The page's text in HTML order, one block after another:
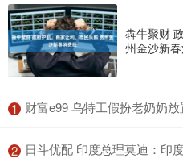
犇牛聚财
州金沙新
1 财富e99 乌特工假扮老奶奶
2 日斗优配 印度总理莫迪：印度与欧盟